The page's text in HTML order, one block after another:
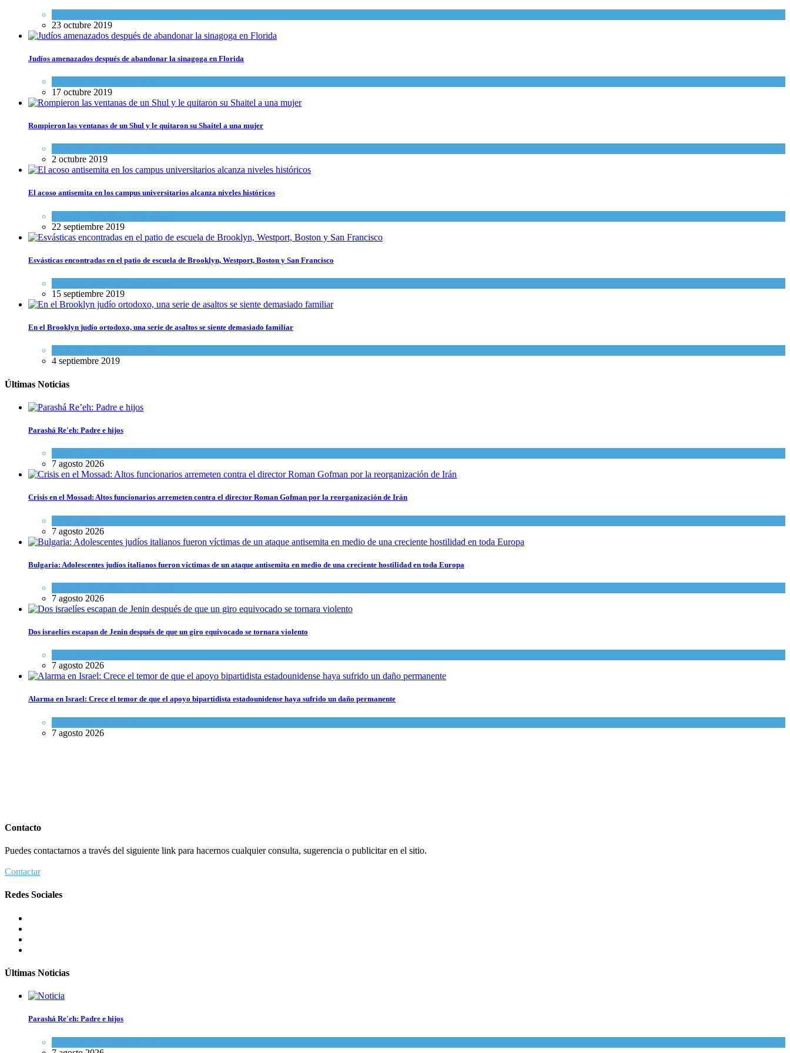
23 octubre 2019
Judíos amenazados después de abandonar la sinagoga en Florida
17 octubre 2019
Rompieron las ventanas de un Shul y le quitaron su Shaitel a una mujer
2 octubre 2019
El acoso antisemita en los campus universitarios alcanza niveles históricos
22 septiembre 2019
Esvásticas encontradas en el patio de escuela de Brooklyn, Westport, Boston y San Francisco
15 septiembre 2019
En el Brooklyn judío ortodoxo, una serie de asaltos se siente demasiado familiar
4 septiembre 2019
Últimas Noticias
Parashá Re'eh: Padre e hijos
7 agosto 2026
Crisis en el Mossad: Altos funcionarios arremeten contra el director Roman Gofman por la reorganización de Irán
7 agosto 2026
Bulgaria: Adolescentes judíos italianos fueron víctimas de un ataque antisemita en medio de una creciente hostilidad en toda Europa
7 agosto 2026
Dos israelíes escapan de Jenin después de que un giro equivocado se tornara violento
7 agosto 2026
Alarma en Israel: Crece el temor de que el apoyo bipartidista estadounidense haya sufrido un daño permanente
7 agosto 2026
Contacto
Puedes contactarnos a través del siguiente link para hacernos cualquier consulta, sugerencia o publicitar en el sitio.
Contactar
Redes Sociales
Últimas Noticias
Parashá Re'eh: Padre e hijos